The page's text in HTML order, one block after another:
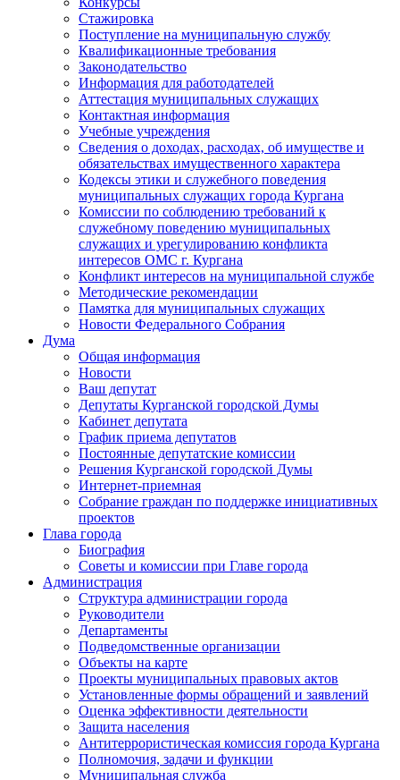
Стажировка
Поступление на муниципальную службу
Квалификационные требования
Законодательство
Информация для работодателей
Аттестация муниципальных служащих
Контактная информация
Учебные учреждения
Сведения о доходах, расходах, об имуществе и
обязательствах имущественного характера
Кодексы этики и служебного поведения
муниципальных служащих города Кургана
Комиссии по соблюдению требований к
служебному поведению муниципальных
служащих и урегулированию конфликта
интересов ОМС г. Кургана
Конфликт интересов на муниципальной службе
Методические рекомендации
Памятка для муниципальных служащих
Новости Федерального Cобрания
Дума
Общая информация
Новости
Ваш депутат
Депутаты Курганской городской Думы
Кабинет депутата
График приема депутатов
Постоянные депутатские комиссии
Решения Курганской городской Думы
Интернет-приемная
Собрание граждан по поддержке инициативных
проектов
Глава города
Биография
Советы и комиссии при Главе города
Администрация
Структура администрации города
Руководители
Департаменты
Подведомственные организации
Объекты на карте
Проекты муниципальных правовых актов
Установленные формы обращений и заявлений
Оценка эффективности деятельности
Защита населения
Антитеррористическая комиссия города Кургана
Полномочия, задачи и функции
Муниципальная служба